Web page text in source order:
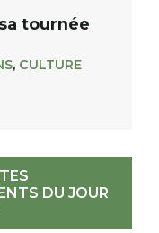
tournée
, CULTURE
DU JOUR